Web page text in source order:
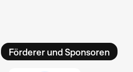
Förderer und Sponsoren